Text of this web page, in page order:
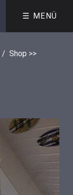
☰ MENÜ
/ Shop >>